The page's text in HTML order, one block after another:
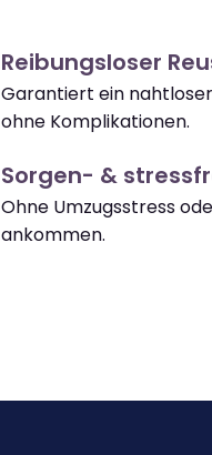
Reibungsloser
Garantiert ein nahtloser
ohne Komplikationen.
Sorgen- &
Ohne Umzugsstress
ankommen.